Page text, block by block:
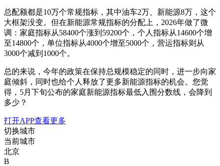
总配额都是10万个常规指标，其中油车2万、新能源8万，这个
大框架没变。但在新能源常规指标的分配上，2026年做了微
调：家庭指标从58400个涨到59200个，个人指标从14600个增
至14800个，单位指标从4000个增至5000个，营运指标则从
3000个减到1000个。
总的来说，今年的政策在保持总规模稳定的同时，进一步向家
庭倾斜，同时也给个人释放了更多新能源指标的机会。您觉
得，5月下旬公布的家庭新能源指标最低入围分数线，会降到
多少？
打开APP查看更多
切换城市
当前城市
北京
B